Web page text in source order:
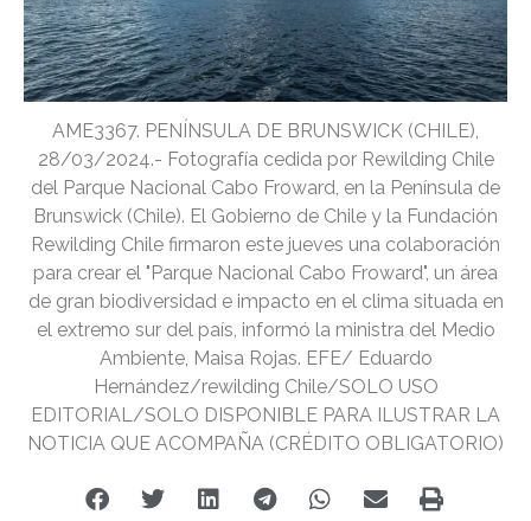
AME3367. PENÍNSULA DE BRUNSWICK (CHILE),
28/03/2024.- Fotografía cedida por Rewilding Chile
del Parque Nacional Cabo Froward, en la Península de
Brunswick (Chile). El Gobierno de Chile y la Fundación
Rewilding Chile firmaron este jueves una colaboración
para crear el "Parque Nacional Cabo Froward", un área
de gran biodiversidad e impacto en el clima situada en
el extremo sur del país, informó la ministra del Medio
Ambiente, Maisa Rojas. EFE/ Eduardo
Hernández/rewilding Chile/SOLO USO
EDITORIAL/SOLO DISPONIBLE PARA ILUSTRAR LA
NOTICIA QUE ACOMPAÑA (CRÉDITO OBLIGATORIO)